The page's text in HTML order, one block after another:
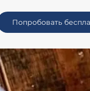
Попробовать